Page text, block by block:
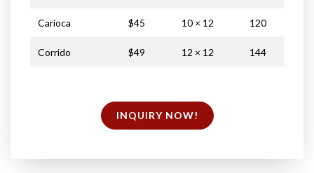
Carioca $45 10 × 12 120
Corrido $49 12 × 12 144
INQUIRY NOW!